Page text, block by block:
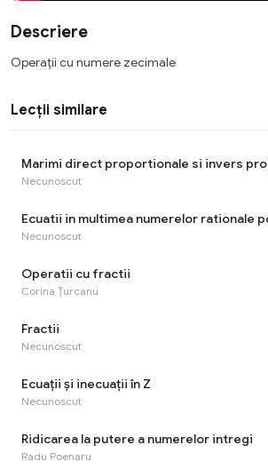
Descriere
Operaţii cu numere zecimale
Lecții similare
Marimi direct proportionale si invers
Necunoscut
Ecuatii in multimea numerelor rationale
Necunoscut
Operatii cu fractii
Corina Țurcanu
Fractii
Necunoscut
Ecuații și inecuații în Z
Necunoscut
Ridicarea la putere a numerelor intregi
Radu Poenaru